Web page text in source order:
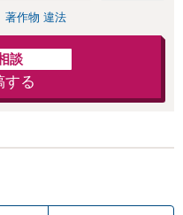
著作物 違法
談
する